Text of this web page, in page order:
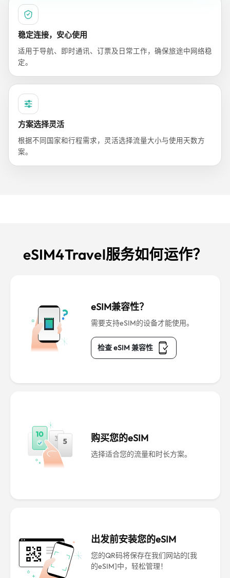
稳定连接，安心使用
适用于导航、即时通讯、订票及日常工作，确保旅途中网络稳
定。
方案选择灵活
根据不同国家和行程需求，灵活选择流量大小与使用天数方
案。
eSIM4Travel服务如何运作？
eSIM兼容性？
需要支持eSIM的设备才能使用。
检查 eSIM 兼容性
购买您的eSIM
选择适合您的流量和时长方案。
出发前安装您的eSIM
您的QR码将保存在我们网站的[我
的eSIM]中，轻松管理！